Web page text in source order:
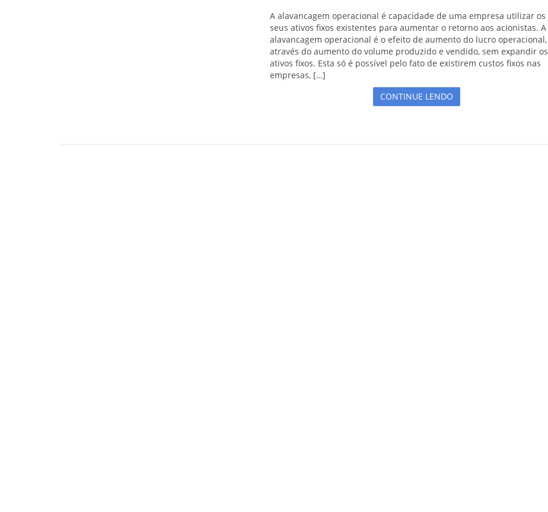
A alavancagem operacional é capacidade de uma empresa utilizar os
seus ativos fixos existentes para aumentar o retorno aos acionistas. A
alavancagem operacional é o efeito de aumento do lucro operacional,
através do aumento do volume produzido e vendido, sem expandir os
ativos fixos. Esta só é possível pelo fato de existirem custos fixos nas
empresas, […]
CONTINUE LENDO